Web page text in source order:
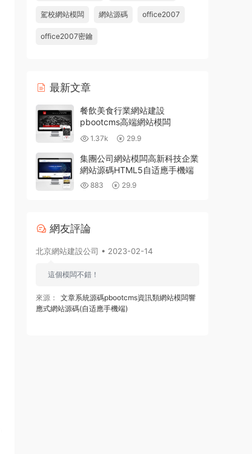
駕校網站模闆 網站源碼 office2007
office2007密鑰
最新文章
餐飲美食行業網站建設
pbootcms高端網站模闆
1.37k 29.9
集團公司網站模闆高新科技企業
網站源碼HTML5自适應手機端
883 29.9
網友評論
北京網站建設公司 • 2023-02-14
這個模闆不錯！
來源：
文章系統源碼pbootcms資訊類網站模闆響
應式網站源碼(自适應手機端)